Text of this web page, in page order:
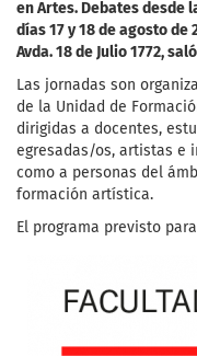
en Artes. Debates desde
días 17 y 18 de agosto de
Avda. 18 de Julio 1772,
Las jornadas son
de la Unidad de
dirigidas a docentes,
egresadas/os, artistas e
como a personas del
formación artística.
El programa previsto